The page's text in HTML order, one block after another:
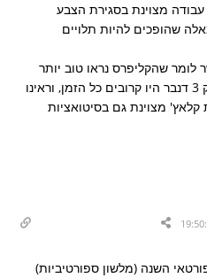
עבודה מצוינת בסגירת הצבע
שהופכים להיות תלויים
לומר שהקליפרס נראו טוב יותר
רוב הסדרה, אבל חוץ ממשחק 3 דנבר היו קרובים כל הזמן, וראינו
מצוינת גם בסיטואציות
השנה (מלשון ספורטיביות)